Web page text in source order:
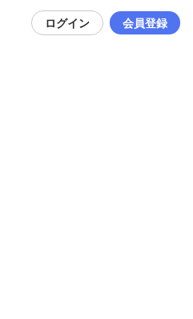
ログイン 会員登録